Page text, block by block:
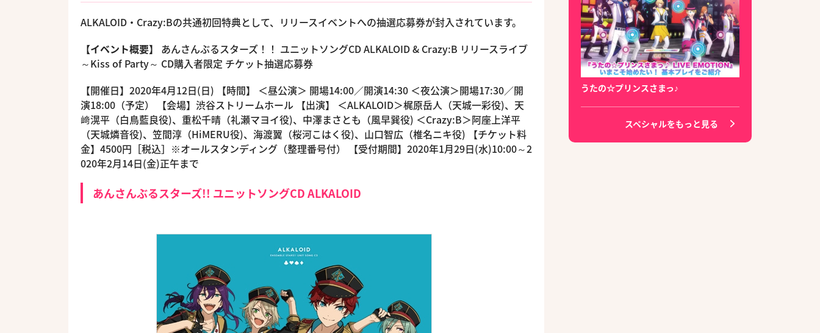
ALKALOID・Crazy:Bの共通初回特典として、リリースイベントへの抽選応募券が封入されています。
【イベント概要】
あんさんぶるスターズ！！ ユニットソングCD ALKALOID & Crazy:B リリースライブ
～Kiss of Party～ CD購入者限定 チケット抽選応募券
【開催日】2020年4月12日(日) 【時間】 ＜昼公演＞ 開場14:00／開演14:30 ＜夜公演＞開場17:30／開
演18:00（予定） 【会場】渋谷ストリームホール 【出演】 ＜ALKALOID＞梶原岳人（天城一彩役)、天
﨑滉平（白鳥藍良役)、重松千晴（礼瀬マヨイ役)、中澤まさとも（風早巽役) ＜Crazy:B＞阿座上洋平
（天城燐音役)、笠間淳（HiMERU役)、海渡翼（桜河こはく役)、山口智広（椎名ニキ役) 【チケット料
金】4500円［税込］※オールスタンディング（整理番号付） 【受付期間】2020年1月29日(水)10:00～2
020年2月14日(金)正午まで
あんさんぶるスターズ!! ユニットソングCD ALKALOID
うたの☆プリンスさまっ♪
スペシャルをもっと見る